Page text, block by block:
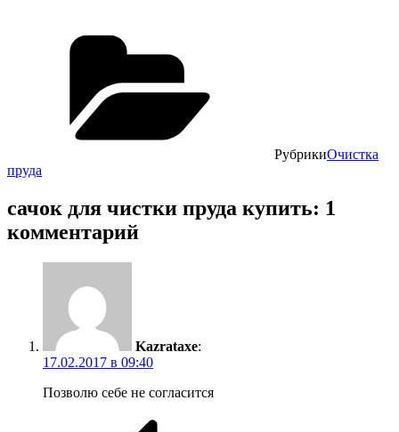
РубрикиОчистка
пруда
сачок для чистки пруда купить: 1
комментарий
Kazrataxe:
17.02.2017 в 09:40
Позволю себе не согласится